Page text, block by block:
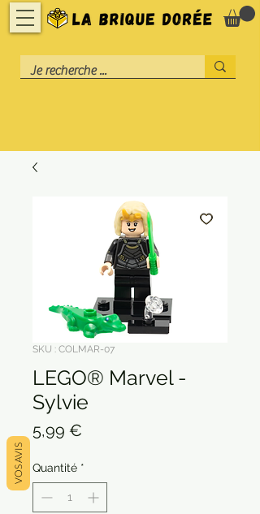
SKU : COLMAR-07
LEGO® Marvel -
Sylvie
5,99 €
Quantité *
VOS AVIS